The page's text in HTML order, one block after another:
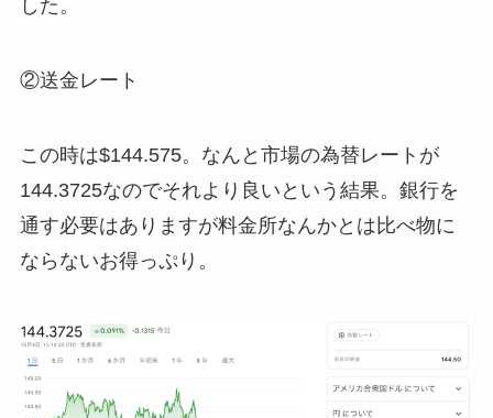
した。
②送金レート
この時は$144.575。なんと市場の為替レートが
144.3725なのでそれより良いという結果。銀行を
通す必要はありますが料金所なんかとは比べ物に
ならないお得っぷり。